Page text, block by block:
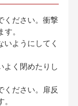
ください。衝撃
。
ようにしてく
よく閉めたりし
ください。扉反